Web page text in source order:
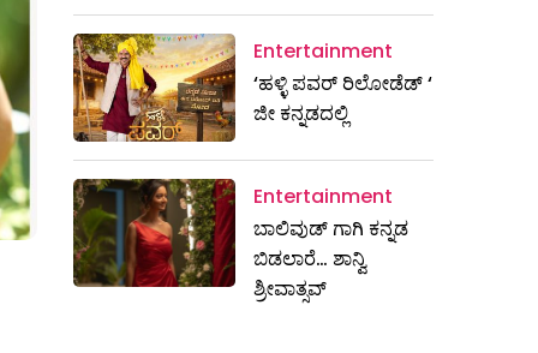
Entertainment
‘ಹಳ್ಳಿ ಪವರ್ ರಿಲೋಡೆಡ್ ‘
ಜೀ ಕನ್ನಡದಲ್ಲಿ
Entertainment
ಬಾಲಿವುಡ್ ಗಾಗಿ ಕನ್ನಡ
ಬಿಡಲಾರೆ… ಶಾನ್ವಿ
ಶ್ರೀವಾತ್ಸವ್